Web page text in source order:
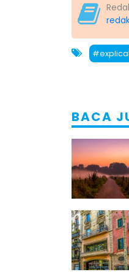
BACA